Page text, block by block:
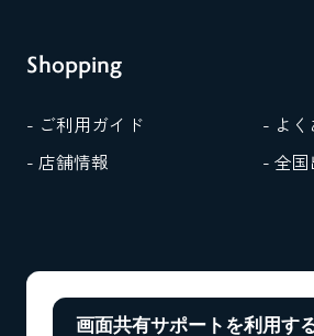
Shopping
- ご利用ガイド
- よく
- 店舗情報
- 全
画面共有サポートを利用す